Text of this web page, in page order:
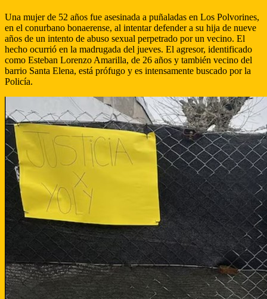
Una mujer de 52 años fue asesinada a puñaladas en Los Polvorines,
en el conurbano bonaerense, al intentar defender a su hija de nueve
años de un intento de abuso sexual perpetrado por un vecino. El
hecho ocurrió en la madrugada del jueves. El agresor, identificado
como Esteban Lorenzo Amarilla, de 26 años y también vecino del
barrio Santa Elena, está prófugo y es intensamente buscado por la
Policía.